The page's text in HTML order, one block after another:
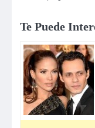
Te Puede